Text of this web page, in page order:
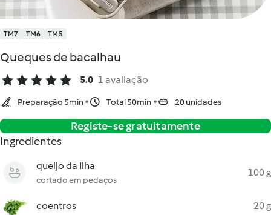
TM7 TM6 TM5
Queques de bacalhau
5.0 1 avaliação
Preparação 5min Total 50min 20 unidades
Registe-se gratuitamente
Ingredientes
queijo da Ilha
cortado em pedaços
100 g
coentros 20 g